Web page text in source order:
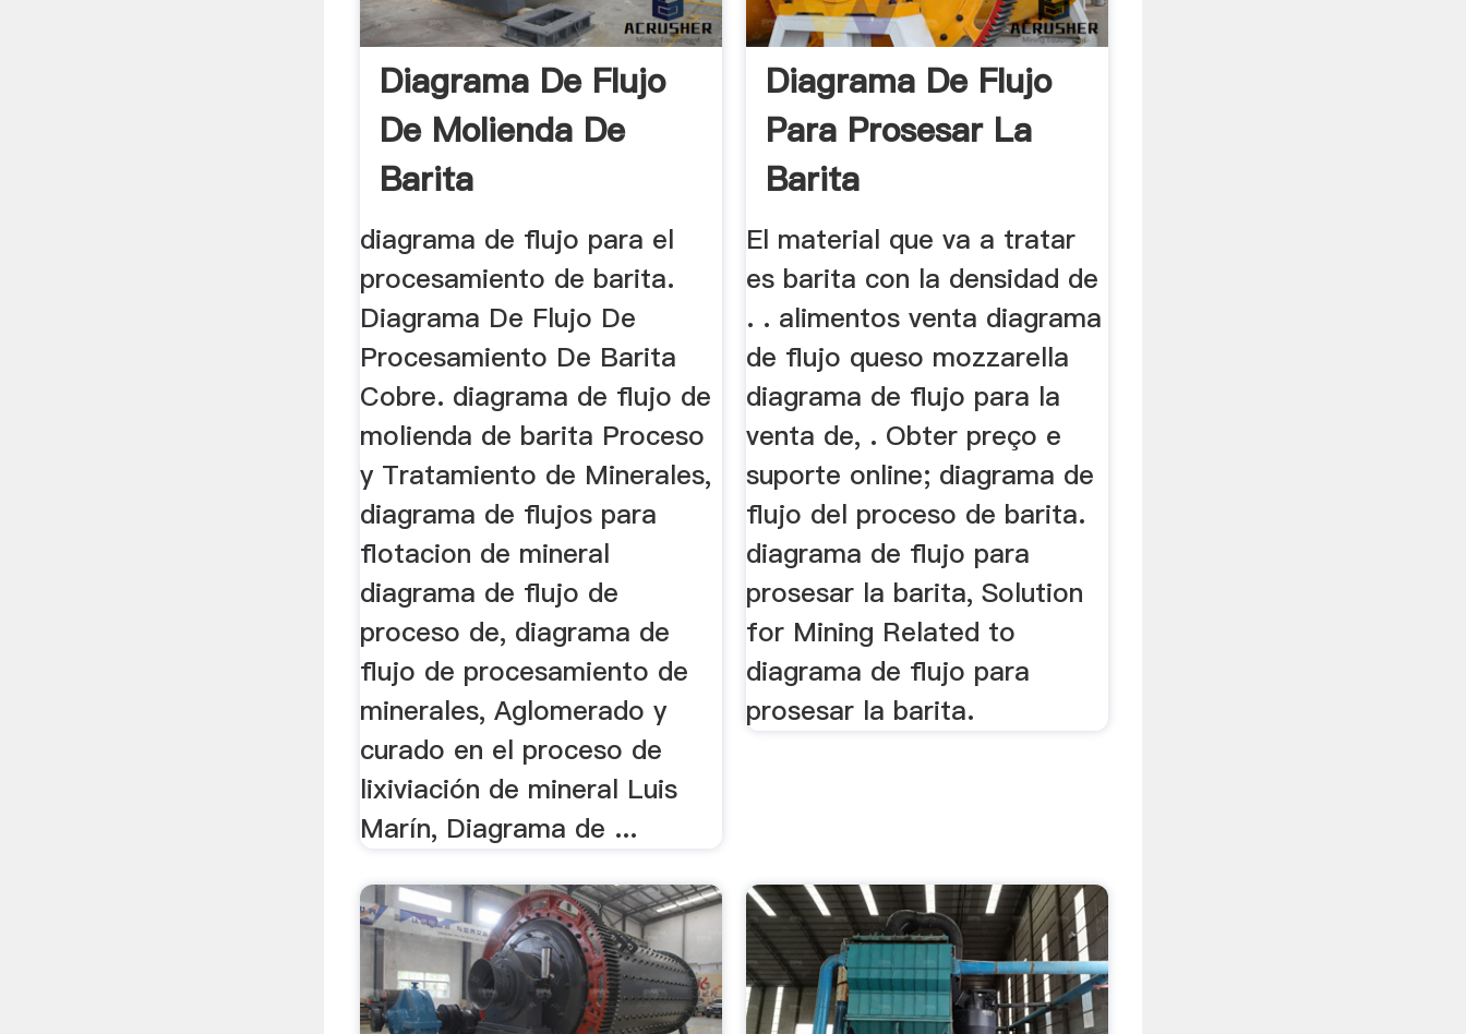
Diagrama De Flujo
De Molienda De
Barita
diagrama de flujo para el
procesamiento de barita.
Diagrama De Flujo De
Procesamiento De Barita
Cobre. diagrama de flujo de
molienda de barita Proceso
y Tratamiento de Minerales,
diagrama de flujos para
flotacion de mineral
diagrama de flujo de
proceso de, diagrama de
flujo de procesamiento de
minerales, Aglomerado y
curado en el proceso de
lixiviación de mineral Luis
Marín, Diagrama de ...
Diagrama De Flujo
Para Prosesar La
Barita
El material que va a tratar
es barita con la densidad de
. . alimentos venta diagrama
de flujo queso mozzarella
diagrama de flujo para la
venta de, . Obter preço e
suporte online; diagrama de
flujo del proceso de barita.
diagrama de flujo para
prosesar la barita, Solution
for Mining Related to
diagrama de flujo para
prosesar la barita.